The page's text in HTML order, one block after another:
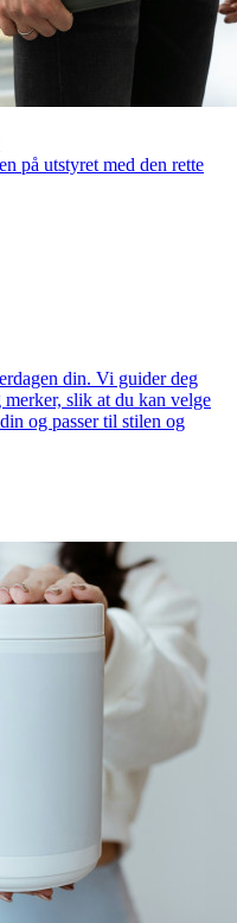
på utstyret med den rette
din. Vi guider deg
slik at du kan velge
og passer til stilen og